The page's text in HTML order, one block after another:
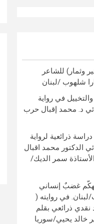
وثمار) للشاعر
شلهوب /لبنان
في رواية
د. محمد إقبال حرب
ذرائعية لرواية
الدكتور محمد اقبال
سمر الديك/
غضبٌ إنساني
في روايته (
نقدي ذرائعي بقلم
خالد يحيي/سوريا